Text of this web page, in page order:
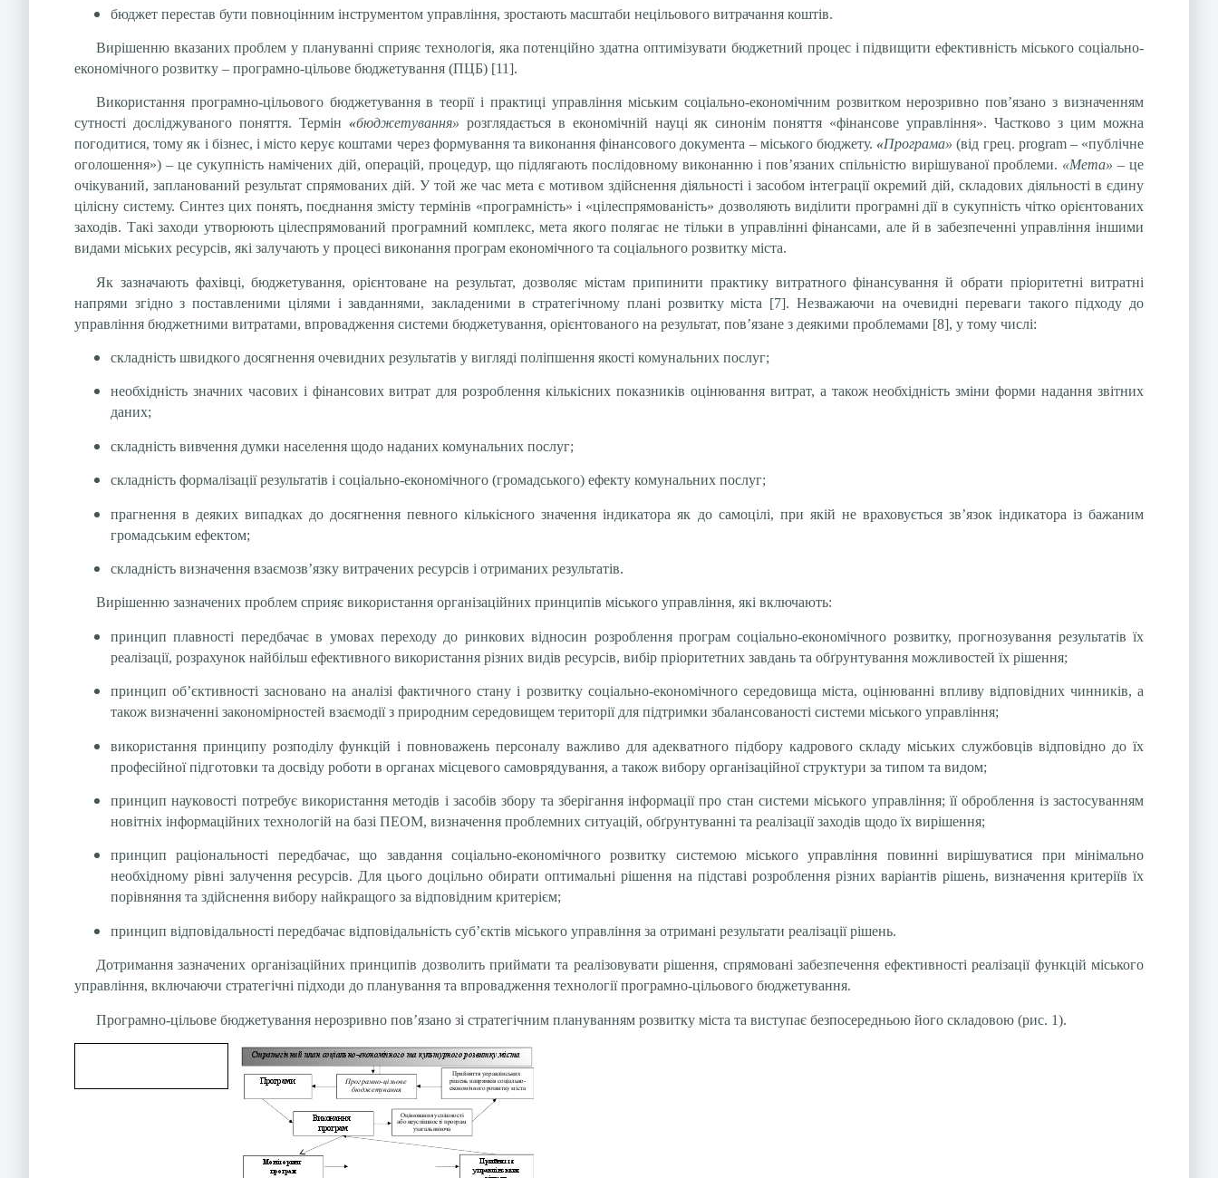
бюджет перестав бути повноцінним інструментом управління, зростають масштаби нецільового витрачання коштів.
Вирішенню вказаних проблем у плануванні сприяє технологія, яка потенційно здатна оптимізувати бюджетний процес і підвищити ефективність міського соціально-
економічного розвитку – програмно-цільове бюджетування (ПЦБ) [11].
Використання програмно-цільового бюджетування в теорії і практиці управління міським соціально-економічним розвитком нерозривно пов’язано з визначенням
сутності досліджуваного поняття. Термін «бюджетування» розглядається в економічній науці як синонім поняття «фінансове управління». Частково з цим можна
погодитися, тому як і бізнес, і місто керує коштами через формування та виконання фінансового документа – міського бюджету.«Програма»(від грец. program – «публічне
оголошення») – це сукупність намічених дій, операцій, процедур, що підлягають послідовному виконанню і пов’язаних спільністю вирішуваної проблеми. «Мета» – це
очікуваний, запланований результат спрямованих дій. У той же час мета є мотивом здійснення діяльності і засобом інтеграції окремий дій, складових діяльності в єдину
цілісну систему. Синтез цих понять, поєднання змісту термінів «програмність» і «цілеспрямованість» дозволяють виділити програмні дії в сукупність чітко орієнтованих
заходів. Такі заходи утворюють цілеспрямований програмний комплекс, мета якого полягає не тільки в управлінні фінансами, але й в забезпеченні управління іншими
видами міських ресурсів, які залучають у процесі виконання програм економічного та соціального розвитку міста.
Як зазначають фахівці, бюджетування, орієнтоване на результат, дозволяє містам припинити практику витратного фінансування й обрати пріоритетні витратні
напрями згідно з поставленими цілями і завданнями, закладеними в стратегічному плані розвитку міста [7]. Незважаючи на очевидні переваги такого підходу до
управління бюджетними витратами, впровадження системи бюджетування, орієнтованого на результат, пов’язане з деякими проблемами [8], у тому числі:
складність швидкого досягнення очевидних результатів у вигляді поліпшення якості комунальних послуг;
необхідність значних часових і фінансових витрат для розроблення кількісних показників оцінювання витрат, а також необхідність зміни форми надання звітних
даних;
складність вивчення думки населення щодо наданих комунальних послуг;
складність формалізації результатів і соціально-економічного (громадського) ефекту комунальних послуг;
прагнення в деяких випадках до досягнення певного кількісного значення індикатора як до самоцілі, при якій не враховується зв’язок індикатора із бажаним
громадським ефектом;
складність визначення взаємозв’язку витрачених ресурсів і отриманих результатів.
Вирішенню зазначених проблем сприяє використання організаційних принципів міського управління, які включають:
принцип плавності передбачає в умовах переходу до ринкових відносин розроблення програм соціально-економічного розвитку, прогнозування результатів їх
реалізації, розрахунок найбільш ефективного використання різних видів ресурсів, вибір пріоритетних завдань та обґрунтування можливостей їх рішення;
принцип об’єктивності засновано на аналізі фактичного стану і розвитку соціально-економічного середовища міста, оцінюванні впливу відповідних чинників, а
також визначенні закономірностей взаємодії з природним середовищем території для підтримки збалансованості системи міського управління;
використання принципу розподілу функцій і повноважень персоналу важливо для адекватного підбору кадрового складу міських службовців відповідно до їх
професійної підготовки та досвіду роботи в органах місцевого самоврядування, а також вибору організаційної структури за типом та видом;
принцип науковості потребує використання методів і засобів збору та зберігання інформації про стан системи міського управління; її оброблення із застосуванням
новітніх інформаційних технологій на базі ПЕОМ, визначення проблемних ситуацій, обґрунтуванні та реалізації заходів щодо їх вирішення;
принцип раціональності передбачає, що завдання соціально-економічного розвитку системою міського управління повинні вирішуватися при мінімально
необхідному рівні залучення ресурсів. Для цього доцільно обирати оптимальні рішення на підставі розроблення різних варіантів рішень, визначення критеріїв їх
порівняння та здійснення вибору найкращого за відповідним критерієм;
принцип відповідальності передбачає відповідальність суб’єктів міського управління за отримані результати реалізації рішень.
Дотримання зазначених організаційних принципів дозволить приймати та реалізовувати рішення, спрямовані забезпечення ефективності реалізації функцій міського
управління, включаючи стратегічні підходи до планування та впровадження технології програмно-цільового бюджетування.
Програмно-цільове бюджетування нерозривно пов’язано зі стратегічним плануванням розвитку міста та виступає безпосередньою його складовою (рис. 1).